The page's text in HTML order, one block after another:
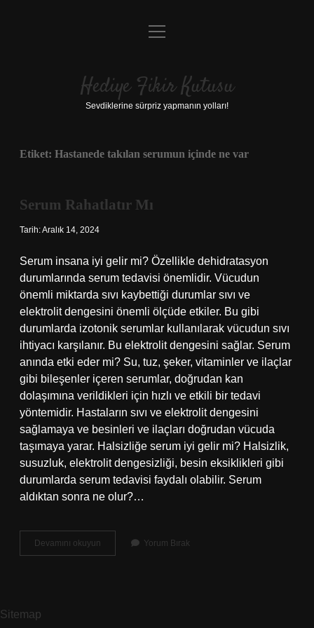
Anasayfa
Yasal Uyarı
menüyü
Hediye Fikir Kutusu
Sevdiklerine sürpriz yapmanın yolları!
Etiket: Hastanede takılan serumun içinde ne var
Serum Rahatlatır Mı
Tarih: Aralık 14, 2024
Serum insana iyi gelir mi? Özellikle dehidratasyon
durumlarında serum tedavisi önemlidir. Vücudun
önemli miktarda sıvı kaybettiği durumlar sıvı ve
elektrolit dengesini önemli ölçüde etkiler. Bu gibi
durumlarda izotonik serumlar kullanılarak vücudun sıvı
ihtiyacı karşılanır. Bu elektrolit dengesini sağlar. Serum
anında etki eder mi? Su, tuz, şeker, vitaminler ve ilaçlar
gibi bileşenler içeren serumlar, doğrudan kan
dolaşımına verildikleri için hızlı ve etkili bir tedavi
yöntemidir. Hastaların sıvı ve elektrolit dengesini
sağlamaya ve besinleri ve ilaçları doğrudan vücuda
taşımaya yarar. Halsizliğe serum iyi gelir mi? Halsizlik,
susuzluk, elektrolit dengesizliği, besin eksiklikleri gibi
durumlarda serum tedavisi faydalı olabilir. Serum
aldıktan sonra ne olur?…
Devamını okuyun
Rahatlatır
Yorum Bırak
Sitemap